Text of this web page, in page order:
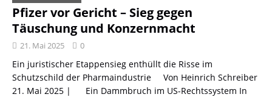
Pfizer vor Gericht – Sieg gegen
Täuschung und Konzernmacht
21. Mai 2025 0
Ein juristischer Etappensieg enthüllt die Risse im
Schutzschild der Pharmaindustrie Von Heinrich Schreiber
21. Mai 2025 | Ein Dammbruch im US-Rechtssystem In